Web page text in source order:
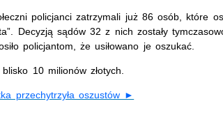
policjanci zatrzymali już 86 osób, które
Decyzją sądów 32 z nich zostały
policjantom, że usiłowano je oszukać.
10 milionów złotych.
przechytrzyła oszustów ►